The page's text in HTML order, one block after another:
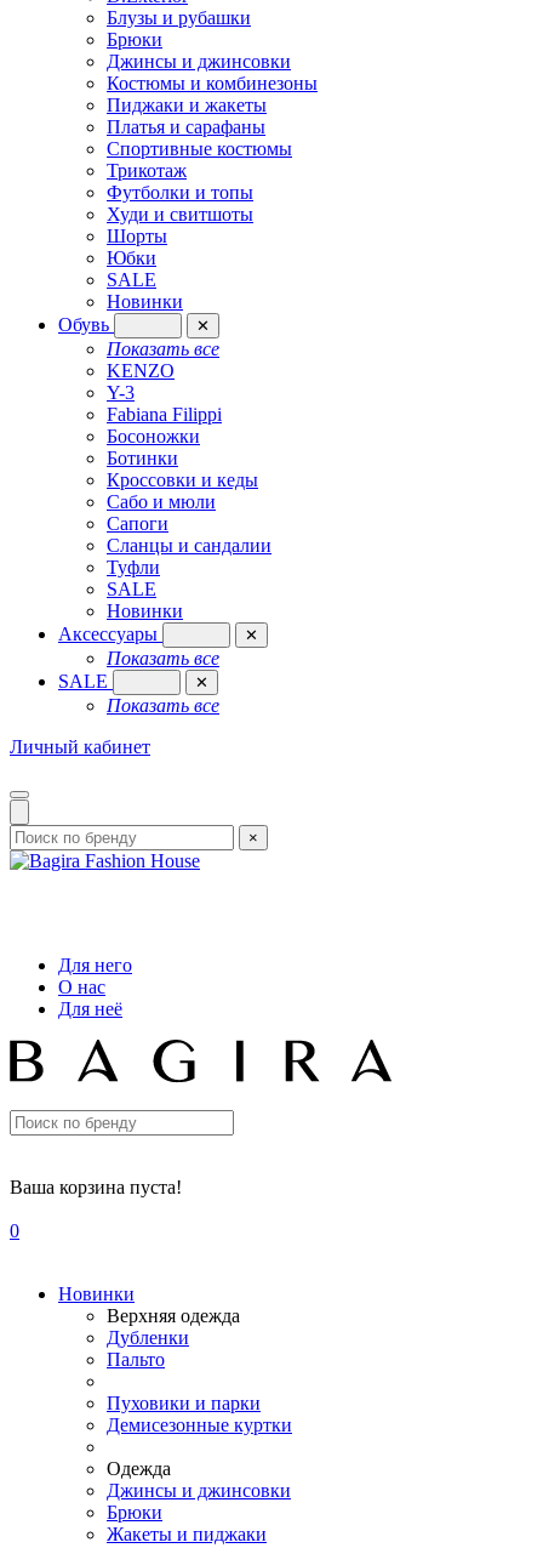
Блузы и рубашки
Брюки
Джинсы и джинсовки
Костюмы и комбинезоны
Пиджаки и жакеты
Платья и сарафаны
Спортивные костюмы
Трикотаж
Футболки и топы
Худи и свитшоты
Шорты
Юбки
SALE
Новинки
Обувь
✕
Показать все
KENZO
Y-3
Fabiana Filippi
Босоножки
Ботинки
Кроссовки и кеды
Сабо и мюли
Сапоги
Сланцы и сандалии
Туфли
SALE
Новинки
Аксессуары
✕
Показать все
SALE
✕
Показать все
Личный кабинет
×
Для него
О нас
Для неё
Ваша корзина пуста!
0
Новинки
Верхняя одежда
Дубленки
Пальто
Пуховики и парки
Демисезонные куртки
Одежда
Джинсы и джинсовки
Брюки
Жакеты и пиджаки